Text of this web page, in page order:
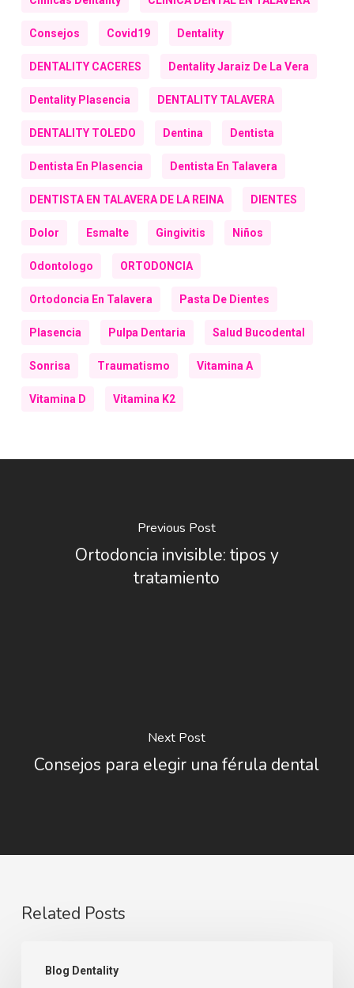
Consejos Covid19 Dentality
DENTALITY CACERES Dentality Jaraiz De La Vera
Dentality Plasencia DENTALITY TALAVERA
DENTALITY TOLEDO Dentina Dentista
Dentista En Plasencia Dentista En Talavera
DENTISTA EN TALAVERA DE LA REINA DIENTES
Dolor Esmalte Gingivitis Niños
Odontologo ORTODONCIA
Ortodoncia En Talavera Pasta De Dientes
Plasencia Pulpa Dentaria Salud Bucodental
Sonrisa Traumatismo Vitamina A
Vitamina D Vitamina K2
Previous Post
Ortodoncia invisible: tipos y
tratamiento
Next Post
Consejos para elegir una férula dental
Related Posts
Blog Dentality